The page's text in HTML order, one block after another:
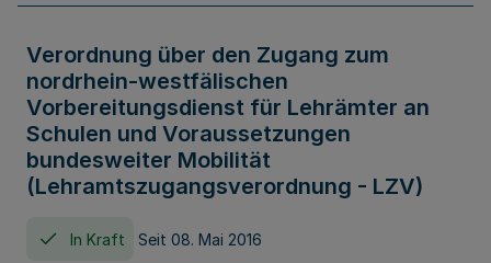
Verordnung über den Zugang zum
nordrhein-westfälischen
Vorbereitungsdienst für Lehrämter an
Schulen und Voraussetzungen
bundesweiter Mobilität
(Lehramtszugangsverordnung - LZV)
In Kraft Seit 08. Mai 2016